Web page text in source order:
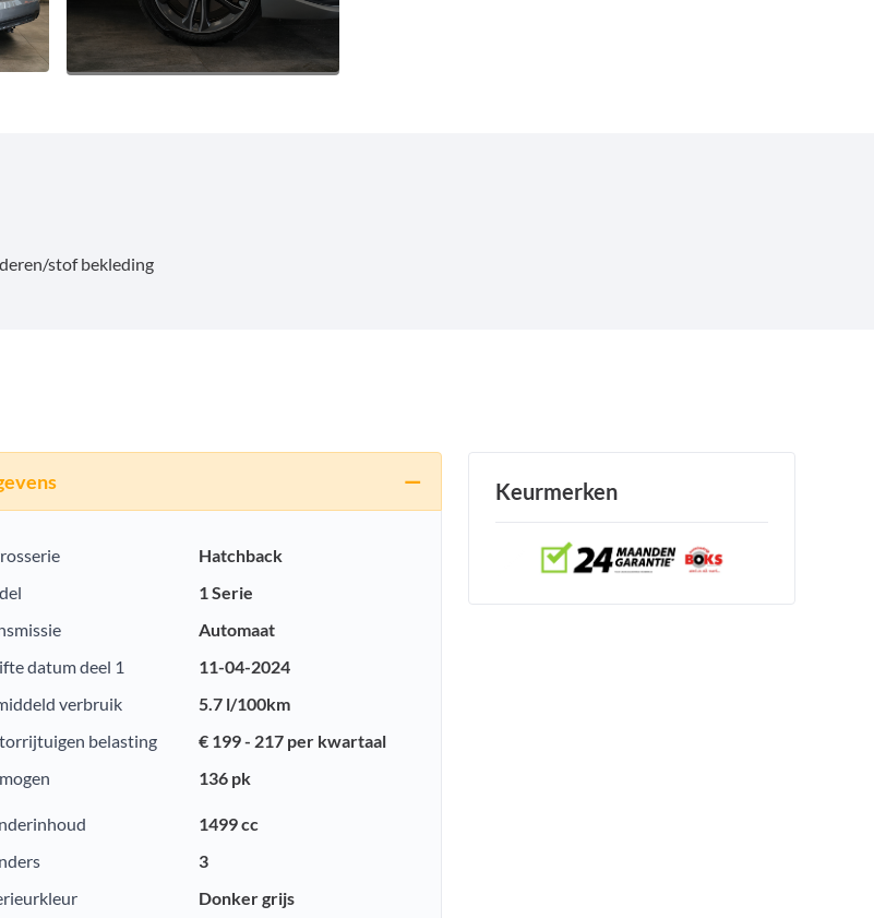
stof bekleding
Hatchback
1 Serie
Automaat
datum deel 1
11-04-2024
verbruik
5.7 l/100km
belasting
€ 199 - 217 per kwartaal
136 pk
1499 cc
3
Donker grijs
Keurmerken